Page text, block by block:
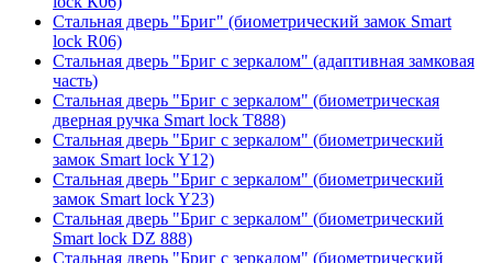
Стальная дверь "Бриг" (биометрический замок Smart
lock R06)
Стальная дверь "Бриг с зеркалом" (адаптивная замковая
часть)
Стальная дверь "Бриг с зеркалом" (биометрическая
дверная ручка Smart lock T888)
Стальная дверь "Бриг с зеркалом" (биометрический
замок Smart lock Y12)
Стальная дверь "Бриг с зеркалом" (биометрический
замок Smart lock Y23)
Стальная дверь "Бриг с зеркалом" (биометрический
Smart lock DZ 888)
Стальная дверь "Бриг с зеркалом" (биометрический